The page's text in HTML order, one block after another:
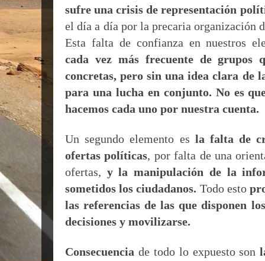
sufre una crisis de representación
el día a día por la precaria organización
Esta falta de confianza en nuestros
cada vez más frecuente de grupos
concretas, pero sin una idea clara de
para una lucha en conjunto. No es
hacemos cada uno por nuestra cuenta.
Un segundo elemento es la falta de
ofertas políticas, por falta de una
ofertas, y la manipulación de la
sometidos los ciudadanos. Todo esto
las referencias de las que disponen los
decisiones y movilizarse.
Consecuencia de todo lo expuesto son